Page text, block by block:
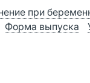
при
Форма выпуска